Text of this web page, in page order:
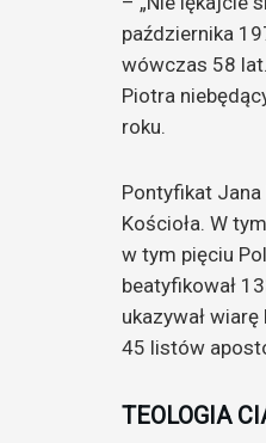
października
wówczas 58
Piotra
roku.
Pontyfikat Jana
Kościoła. W
w tym pięciu
beatyfikował
ukazywał
45 listów
TEOLOGIA